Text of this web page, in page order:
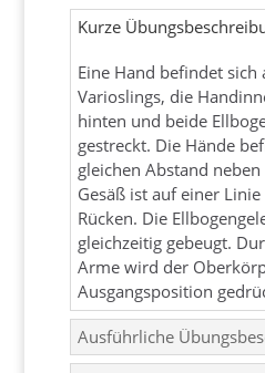
Kurze
Eine Hand befindet sich
Varioslings, die
hinten und beide
gestreckt. Die Hände
gleichen Abstand
Gesäß ist auf einer
Rücken. Die
gleichzeitig gebeugt.
Arme wird der
Ausgangsposition
Ausführliche